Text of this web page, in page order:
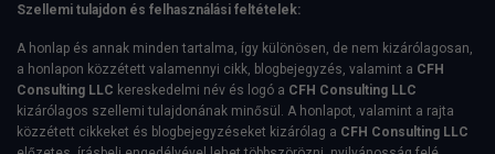
Szellemi tulajdon és felhasználási feltételek:
A honlap és annak minden tartalma, így különösen, de nem kizárólagosan,
a honlapon közzétett valamennyi cikk, blogbejegyzés, valamint a CFH
Consulting LLC kereskedelmi név és logó a CFH Consulting LLC
kizárólagos szellemi tulajdonának minősül. A honlapot, valamint a rajta
közzétett cikkeket és blogbejegyzéseket kizárólag a CFH Consulting LLC